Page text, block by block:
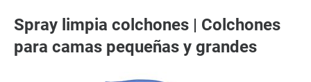
Spray limpia colchones | Colchones
para camas pequeñas y grandes